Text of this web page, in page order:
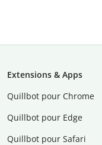
Extensions & Apps
Quillbot pour Chrome
Quillbot pour Edge
Quillbot pour Safari